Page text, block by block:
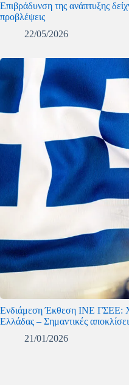
Επιβράδυνση της ανάπτυξης
προβλέψεις
22/05/2026
Ενδιάμεση Έκθεση ΙΝΕ ΓΣΕΕ:
Ελλάδας – Σημαντικές
21/01/2026